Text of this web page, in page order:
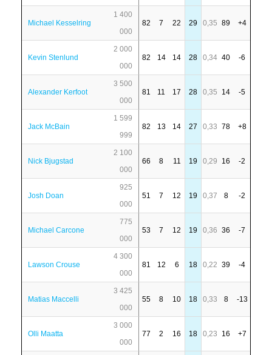
Michael Kesselring
1 400
000
82 7 22 29 0,35 89 +4
Kevin Stenlund
2 000
000
82 14 14 28 0,34 40 -6
Alexander Kerfoot
3 500
000
81 11 17 28 0,35 14 -5
Jack McBain
1 599
999
82 13 14 27 0,33 78 +8
Nick Bjugstad
2 100
000
66 8 11 19 0,29 16 -2
Josh Doan
925
000
51 7 12 19 0,37 8 -2
Michael Carcone
775
000
53 7 12 19 0,36 36 -7
Lawson Crouse
4 300
000
81 12 6 18 0,22 39 -4
Matias Maccelli
3 425
000
55 8 10 18 0,33 8 -13
Olli Maatta
3 000
000
77 2 16 18 0,23 16 +7